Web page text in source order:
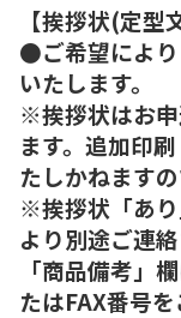
【挨拶状(定型
●ご希望によ
いたします。
※挨拶状はお申
ます。追加印
たしかねます
※挨拶状「あ
より別途ご連
「商品備考」
たはFAX番号を